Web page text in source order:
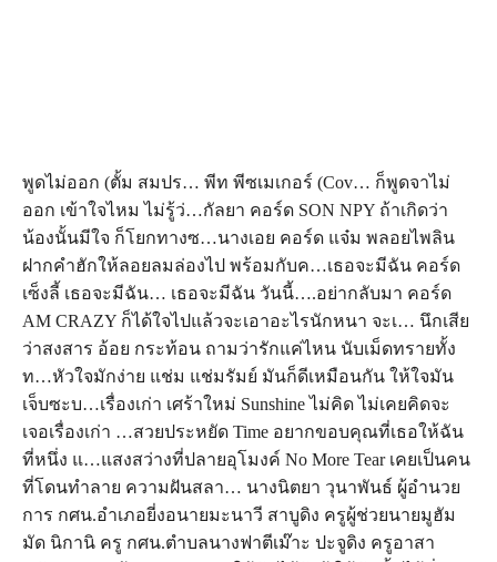
พูดไม่ออก (ตั้ม สมปร… พีท พีซเมเกอร์ (Cov… ก็พูดจาไม่
ออก เข้าใจไหม ไม่รู้ว่…กัลยา คอร์ด SON NPY ถ้าเกิดว่า
น้องนั้นมีใจ ก็โยกทางซ…นางเอย คอร์ด แจ๋ม พลอยไพลิน
ฝากคำฮักให้ลอยลมล่องไป พร้อมกับค…เธอจะมีฉัน คอร์ด
เซ็งลี้ เธอจะมีฉัน… เธอจะมีฉัน วันนี้….อย่ากลับมา คอร์ด
AM CRAZY ก็ได้ใจไปแล้วจะเอาอะไรนักหนา จะเ… นึกเสีย
ว่าสงสาร อ้อย กระท้อน ถามว่ารักแค่ไหน นับเม็ดทรายทั้ง
ท…หัวใจมักง่าย แช่ม แช่มรัมย์ มันก็ดีเหมือนกัน ให้ใจมัน
เจ็บซะบ…เรื่องเก่า เศร้าใหม่ Sunshine ไม่คิด ไม่เคยคิดจะ
เจอเรื่องเก่า …สวยประหยัด Time อยากขอบคุณที่เธอให้ฉัน
ที่หนึ่ง แ…แสงสว่างที่ปลายอุโมงค์ No More Tear เคยเป็นคน
ที่โดนทำลาย ความฝันสลา… นางนิตยา วุนาพันธ์ ผู้อำนวย
การ กศน.อำเภอยี่งอนายมะนาวี สาบูดิง ครูผู้ช่วยนายมูฮัม
มัด นิกานิ ครู กศน.ตำบลนางฟาตีเม๊าะ ปะจูดิง ครูอาสา